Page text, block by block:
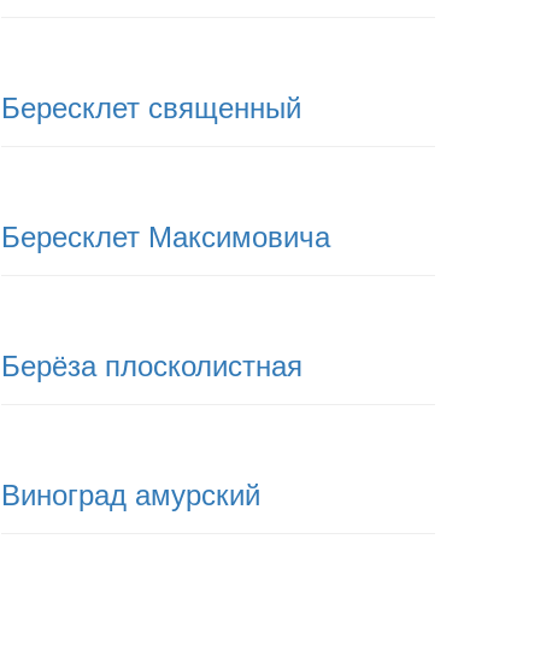
Бересклет священный
Бересклет Максимовича
Берёза плосколистная
Виноград амурский